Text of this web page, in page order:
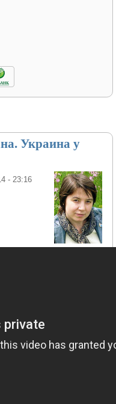
Украина у
- 23:16